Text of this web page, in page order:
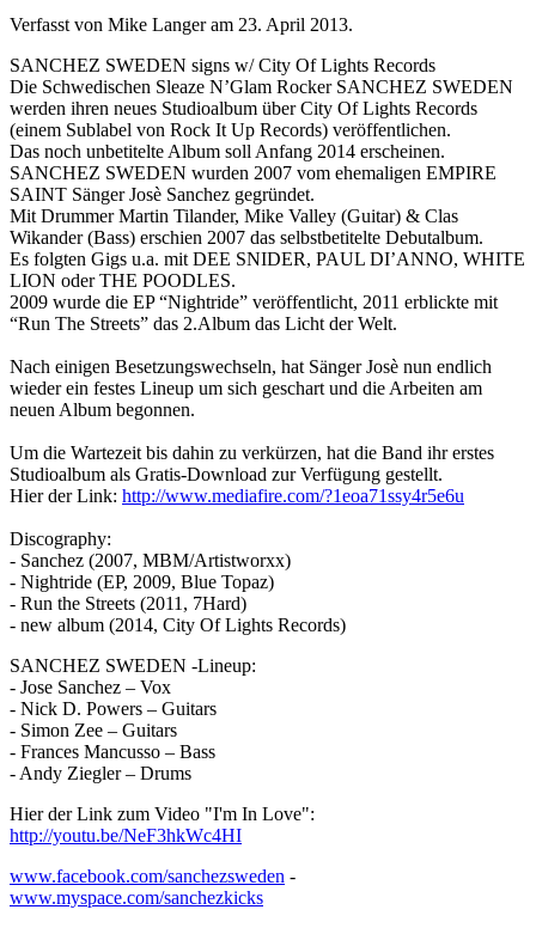
Verfasst von Mike Langer am 23. April 2013.
SANCHEZ SWEDEN signs w/ City Of Lights Records
Die Schwedischen Sleaze N’Glam Rocker SANCHEZ SWEDEN
werden ihren neues Studioalbum über City Of Lights Records
(einem Sublabel von Rock It Up Records) veröffentlichen.
Das noch unbetitelte Album soll Anfang 2014 erscheinen.
SANCHEZ SWEDEN wurden 2007 vom ehemaligen EMPIRE
SAINT Sänger Josè Sanchez gegründet.
Mit Drummer Martin Tilander, Mike Valley (Guitar) & Clas
Wikander (Bass) erschien 2007 das selbstbetitelte Debutalbum.
Es folgten Gigs u.a. mit DEE SNIDER, PAUL DI’ANNO, WHITE
LION oder THE POODLES.
2009 wurde die EP “Nightride” veröffentlicht, 2011 erblickte mit
“Run The Streets” das 2.Album das Licht der Welt.
Nach einigen Besetzungswechseln, hat Sänger Josè nun endlich
wieder ein festes Lineup um sich geschart und die Arbeiten am
neuen Album begonnen.
Um die Wartezeit bis dahin zu verkürzen, hat die Band ihr erstes
Studioalbum als Gratis-Download zur Verfügung gestellt.
Hier der Link: http://www.mediafire.com/?1eoa71ssy4r5e6u
Discography:
- Sanchez (2007, MBM/Artistworxx)
- Nightride (EP, 2009, Blue Topaz)
- Run the Streets (2011, 7Hard)
- new album (2014, City Of Lights Records)
SANCHEZ SWEDEN -Lineup:
- Jose Sanchez – Vox
- Nick D. Powers – Guitars
- Simon Zee – Guitars
- Frances Mancusso – Bass
- Andy Ziegler – Drums
Hier der Link zum Video "I'm In Love":
http://youtu.be/NeF3hkWc4HI
www.facebook.com/sanchezsweden -
www.myspace.com/sanchezkicks